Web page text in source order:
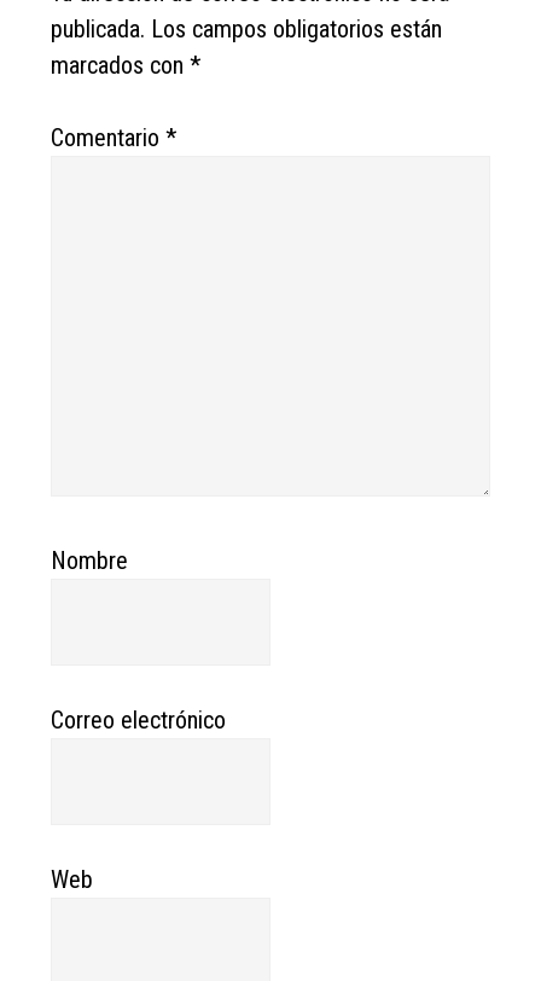
publicada. Los campos obligatorios están
marcados con*
Comentario*
Nombre
Correo electrónico
Web